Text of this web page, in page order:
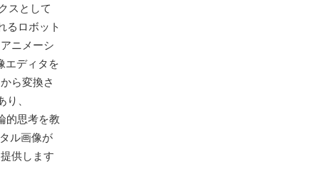
スとして
るロボット
ニメーシ
エディタを
ら変換さ
、
的思考を教
ル画像が
供します